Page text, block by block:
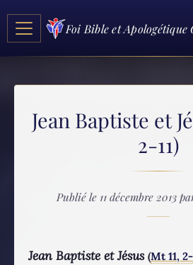
Foi Bible et Apologétique
Jean Baptiste et
2-11)
Publié le 11 décembre 2013
Jean Baptiste et Jésus (Mt 11, 2-